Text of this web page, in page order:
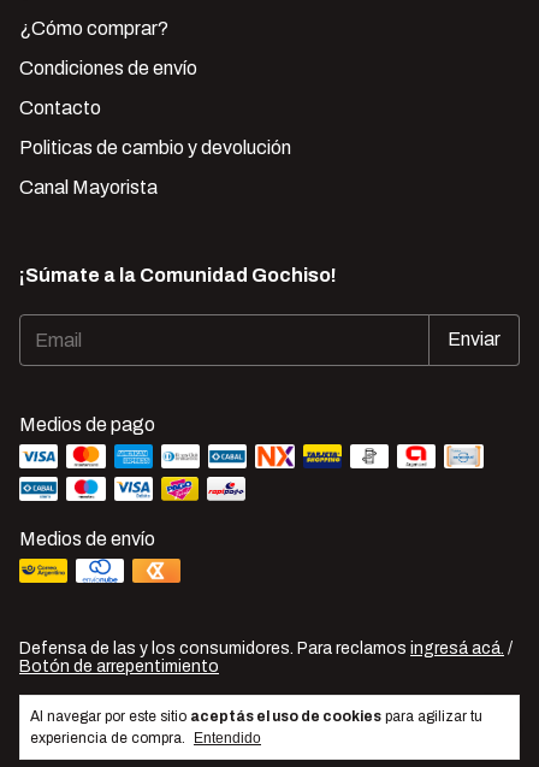
Al navegar por este sitio aceptás el uso de cookies para agilizar tu
experiencia de compra.
Entendido
¿Cómo comprar?
Condiciones de envío
Contacto
Politicas de cambio y devolución
Canal Mayorista
¡Súmate a la Comunidad Gochiso!
Medios de pago
Medios de envío
Defensa de las y los consumidores. Para reclamos ingresá acá. /
Botón de arrepentimiento
derechos reservados.